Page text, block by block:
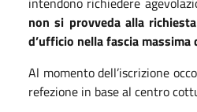
non si provveda alla
d’ufficio nella fascia
Al momento dell’iscrizione
refezione in base al centro